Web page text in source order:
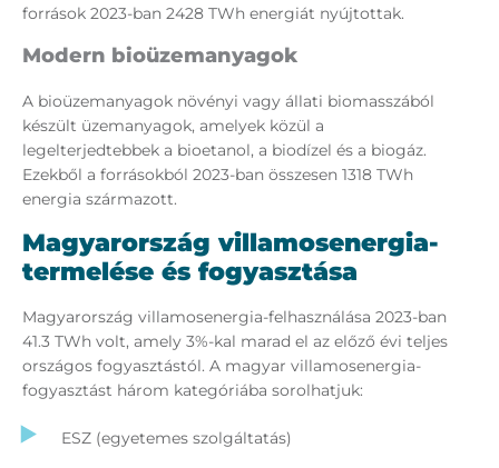
források 2023-ban 2428 TWh energiát nyújtottak.
Modern bioüzemanyagok
A bioüzemanyagok növényi vagy állati biomasszából
készült üzemanyagok, amelyek közül a
legelterjedtebbek a bioetanol, a biodízel és a biogáz.
Ezekből a forrásokból 2023-ban összesen 1318 TWh
energia származott.
Magyarország villamosenergia-
termelése és fogyasztása
Magyarország villamosenergia-felhasználása 2023-ban
41.3 TWh volt, amely 3%-kal marad el az előző évi teljes
országos fogyasztástól. A magyar villamosenergia-
fogyasztást három kategóriába sorolhatjuk:
ESZ (egyetemes szolgáltatás)